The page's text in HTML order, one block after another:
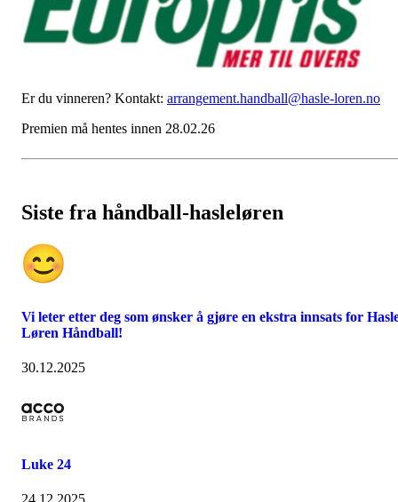
Er du vinneren? Kontakt: arrangement.handball@hasle-loren.no
Premien må hentes innen 28.02.26
Siste fra håndball-hasleløren
Vi leter etter deg som ønsker å gjøre en ekstra innsats for
Løren Håndball!
30.12.2025
Luke 24